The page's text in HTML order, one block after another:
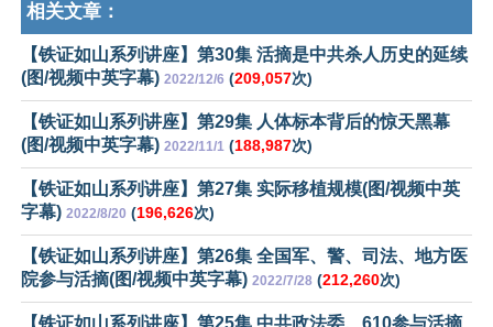
相关文章：
【铁证如山系列讲座】第30集 活摘是中共杀人历史的延续
(图/视频中英字幕) 2022/12/6 (209,057次)
【铁证如山系列讲座】第29集 人体标本背后的惊天黑幕
(图/视频中英字幕) 2022/11/1 (188,987次)
【铁证如山系列讲座】第27集 实际移植规模(图/视频中英
字幕) 2022/8/20 (196,626次)
【铁证如山系列讲座】第26集 全国军、警、司法、地方医
院参与活摘(图/视频中英字幕) 2022/7/28 (212,260次)
【铁证如山系列讲座】第25集 中共政法委、610参与活摘